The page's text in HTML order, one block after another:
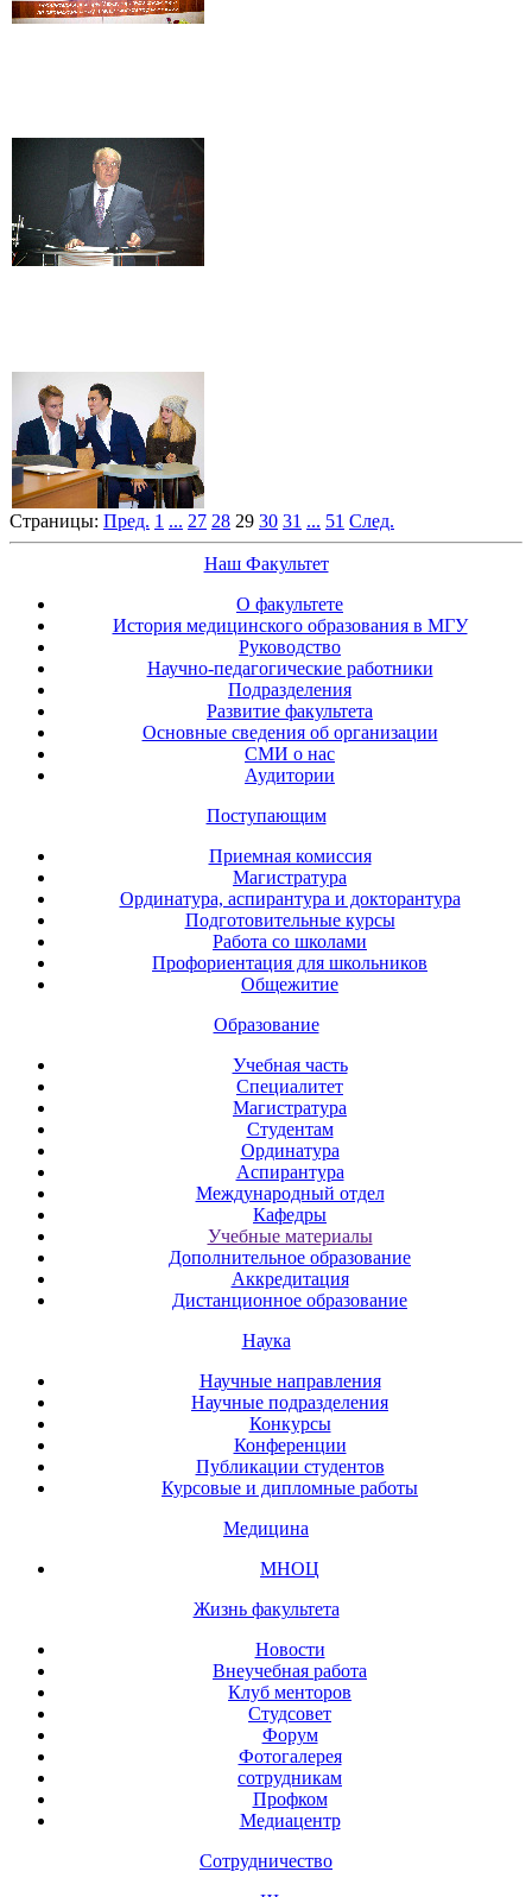
Страницы: Пред. 1 ... 27 28 29 30 31 ... 51 След.
Наш Факультет
О факультете
История медицинского образования в МГУ
Руководство
Научно-педагогические работники
Подразделения
Развитие факультета
Основные сведения об организации
СМИ о нас
Аудитории
Поступающим
Приемная комиссия
Магистратура
Ординатура, аспирантура и докторантура
Подготовительные курсы
Работа со школами
Профориентация для школьников
Общежитие
Образование
Учебная часть
Специалитет
Магистратура
Студентам
Ординатура
Аспирантура
Международный отдел
Кафедры
Учебные материалы
Дополнительное образование
Аккредитация
Дистанционное образование
Наука
Научные направления
Научные подразделения
Конкурсы
Конференции
Публикации студентов
Курсовые и дипломные работы
Медицина
МНОЦ
Жизнь факультета
Новости
Внеучебная работа
Клуб менторов
Студсовет
Форум
Фотогалерея
сотрудникам
Профком
Медиацентр
Сотрудничество